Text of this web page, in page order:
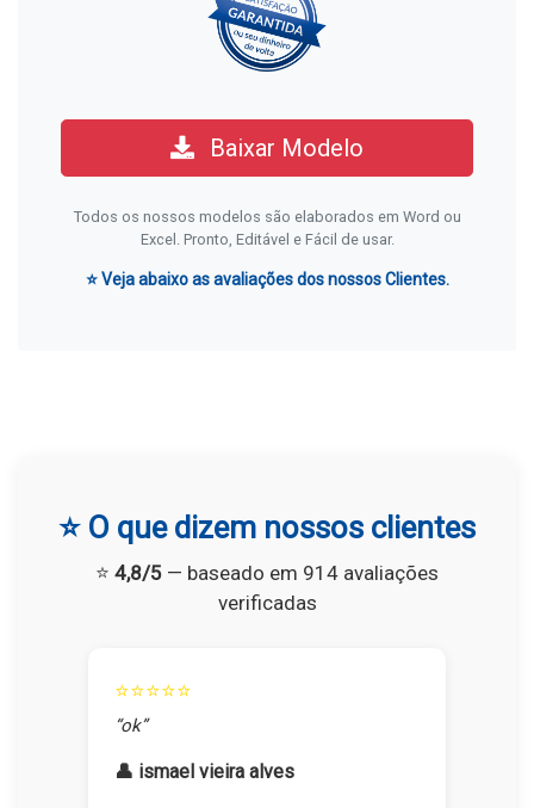
Baixar Modelo
Todos os nossos modelos são elaborados em Word ou
Excel. Pronto, Editável e Fácil de usar.
⭐ Veja abaixo as avaliações dos nossos Clientes.
⭐ O que dizem nossos clientes
⭐ 4,8/5 — baseado em 914 avaliações
verificadas
⭐⭐⭐⭐⭐
“ok”
👤 ismael vieira alves